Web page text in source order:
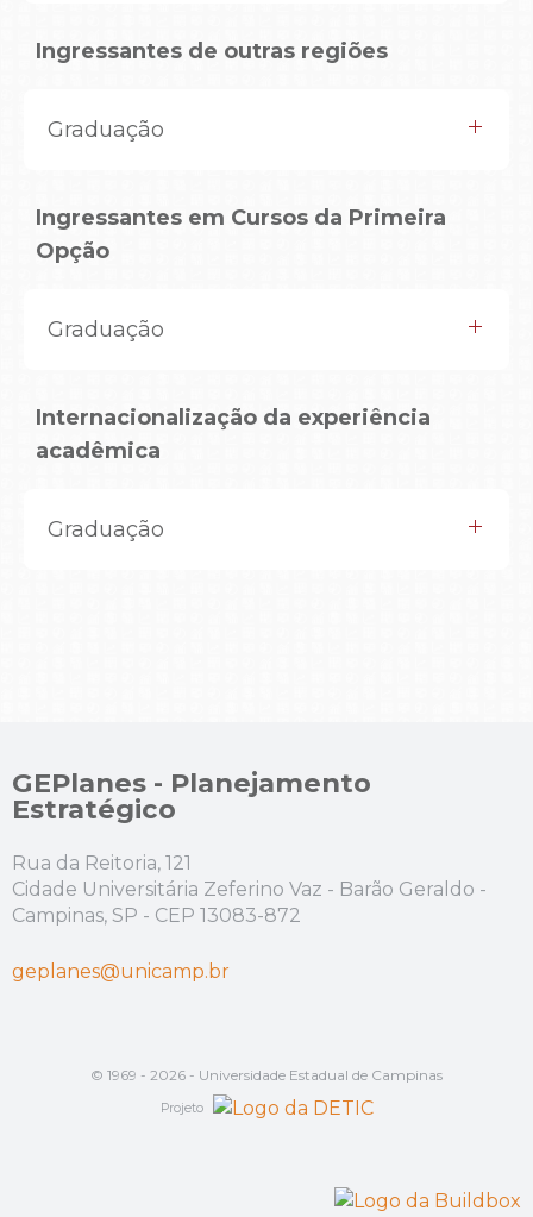
Ingressantes de outras regiões
Graduação
Ingressantes em Cursos da Primeira
Opção
Graduação
Internacionalização da experiência
acadêmica
Graduação
GEPlanes - Planejamento
Estratégico
Rua da Reitoria, 121
Cidade Universitária Zeferino Vaz - Barão Geraldo -
Campinas, SP - CEP 13083-872
geplanes@unicamp.br
© 1969 - 2026 - Universidade Estadual de Campinas
Projeto